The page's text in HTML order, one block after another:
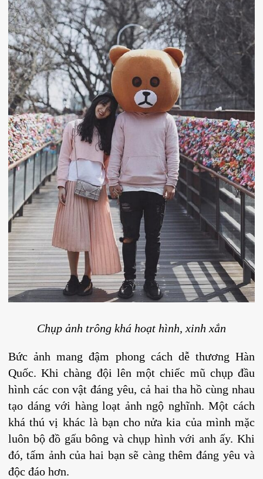
Chụp ảnh trông khá hoạt hình, xinh xắn
Bức ảnh mang đậm phong cách dễ thương Hàn
Quốc. Khi chàng đội lên một chiếc mũ chụp đầu
hình các con vật đáng yêu, cả hai tha hồ cùng nhau
tạo dáng với hàng loạt ảnh ngộ nghĩnh. Một cách
khá thú vị khác là bạn cho nửa kia của mình mặc
luôn bộ đồ gấu bông và chụp hình với anh ấy. Khi
đó, tấm ảnh của hai bạn sẽ càng thêm đáng yêu và
độc đáo hơn.